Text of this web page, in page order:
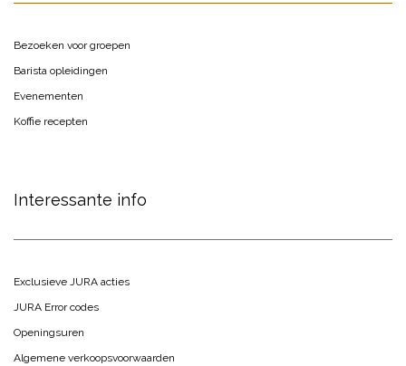
Bezoeken voor groepen
Barista opleidingen
Evenementen
Koffie recepten
Interessante info
Exclusieve JURA acties
JURA Error codes
Openingsuren
Algemene verkoopsvoorwaarden